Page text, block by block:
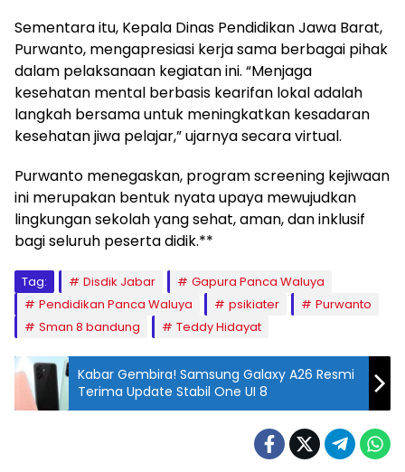
Sementara itu, Kepala Dinas Pendidikan Jawa Barat,
Purwanto, mengapresiasi kerja sama berbagai pihak
dalam pelaksanaan kegiatan ini. “Menjaga
kesehatan mental berbasis kearifan lokal adalah
langkah bersama untuk meningkatkan kesadaran
kesehatan jiwa pelajar,” ujarnya secara virtual.
Purwanto menegaskan, program screening kejiwaan
ini merupakan bentuk nyata upaya mewujudkan
lingkungan sekolah yang sehat, aman, dan inklusif
bagi seluruh peserta didik.**
Tag: Disdik Jabar
Gapura Panca Waluya
Pendidikan Panca Waluya
psikiater
Purwanto
Sman 8 bandung
Teddy Hidayat
Kabar Gembira! Samsung Galaxy A26 Resmi
Terima Update Stabil One UI 8